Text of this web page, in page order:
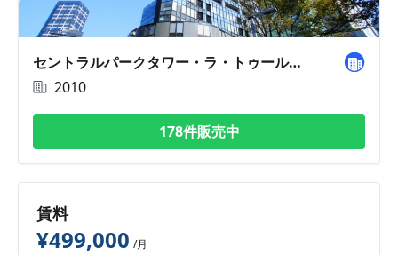
セントラルパークタワー・ラ・トゥール新宿
2010
178件販売中
賃料
¥499,000 /月